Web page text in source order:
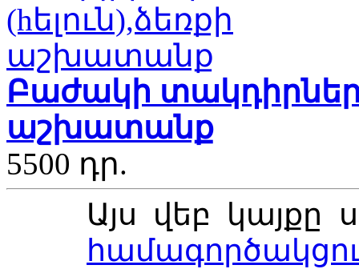
Բաժակի տակդիրներ
աշխատանք
5500 դր.
Այս վեբ կայքը